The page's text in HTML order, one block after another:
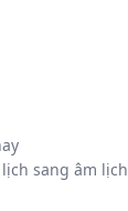
sang âm lịch